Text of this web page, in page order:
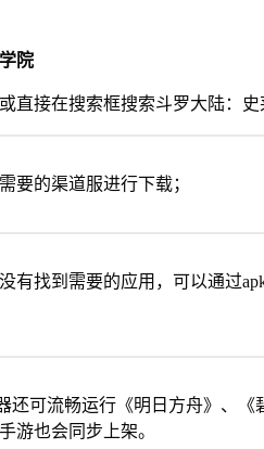
院
直接在搜索框搜索斗罗大陆：史
要的渠道服进行下载；
有找到需要的应用，可以通过
还可流畅运行《明日方舟》、《
游也会同步上架。